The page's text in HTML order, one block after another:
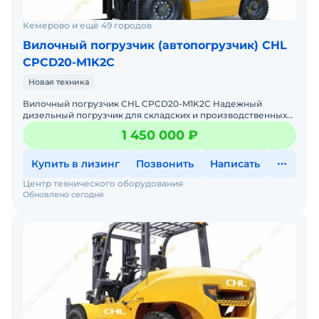
погрузчики москва, вилочные погрузчики санкт
петербург, петербург вилочные погрузчики,
погрузчики вилочные волгоград, вилочный
погрузчик владимир, вилочный погрузчик
иркутск, купить вилочный погрузчик владивосток,
погрузчик toyota, вилочный погрузчик jac,
вилочные погрузчики Hangcha, вилочный
погрузчик Komatsu
Кемерово и ещё 49 городов
Вилочный погрузчик (автопогрузчик) CHL
CPCD20-M1K2C
Новая техника
Вилочный погрузчик CHL CPCD20-M1K2C Надежный
дизельный погрузчик для складских и производственных
1 450 000 ₽
Купить в лизинг Позвонить Написать
Обновлено сегодня
Центр технического оборудования